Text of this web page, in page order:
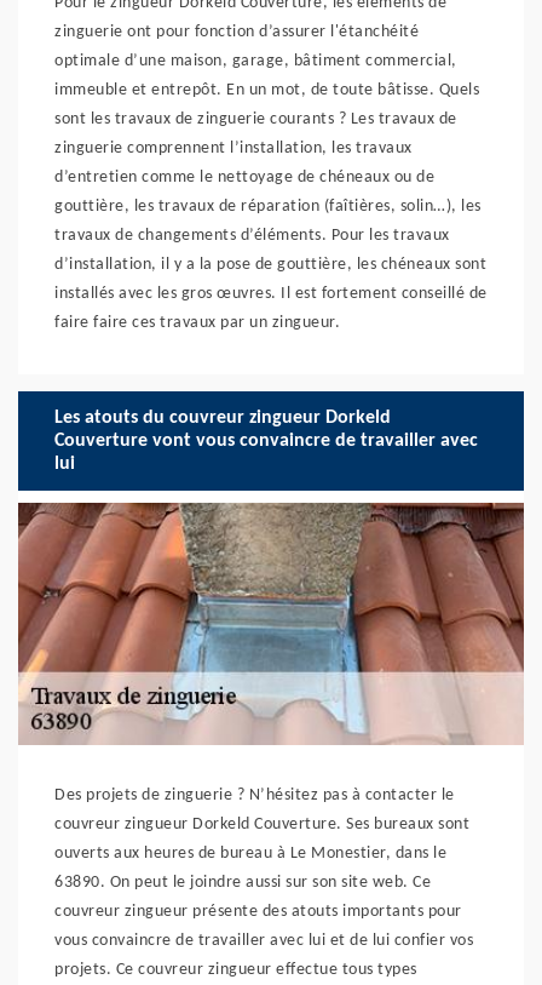
zinguerie ont pour fonction d’assurer l'étanchéité
optimale d’une maison, garage, bâtiment commercial,
immeuble et entrepôt. En un mot, de toute bâtisse. Quels
sont les travaux de zinguerie courants ? Les travaux de
zinguerie comprennent l’installation, les travaux
d’entretien comme le nettoyage de chéneaux ou de
gouttière, les travaux de réparation (faîtières, solin…), les
travaux de changements d’éléments. Pour les travaux
d’installation, il y a la pose de gouttière, les chéneaux sont
installés avec les gros œuvres. Il est fortement conseillé de
faire faire ces travaux par un zingueur.
Les atouts du couvreur zingueur Dorkeld
Couverture vont vous convaincre de travailler avec
lui
Des projets de zinguerie ? N’hésitez pas à contacter le
couvreur zingueur Dorkeld Couverture. Ses bureaux sont
ouverts aux heures de bureau à Le Monestier, dans le
63890. On peut le joindre aussi sur son site web. Ce
couvreur zingueur présente des atouts importants pour
vous convaincre de travailler avec lui et de lui confier vos
projets. Ce couvreur zingueur effectue tous types